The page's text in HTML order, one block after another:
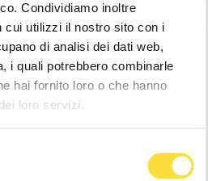
Condividiamo inoltre
cui utilizzi il nostro sito con i
di analisi dei dati web,
i quali potrebbero combinarle
hai fornito loro o che hanno
loro servizi.